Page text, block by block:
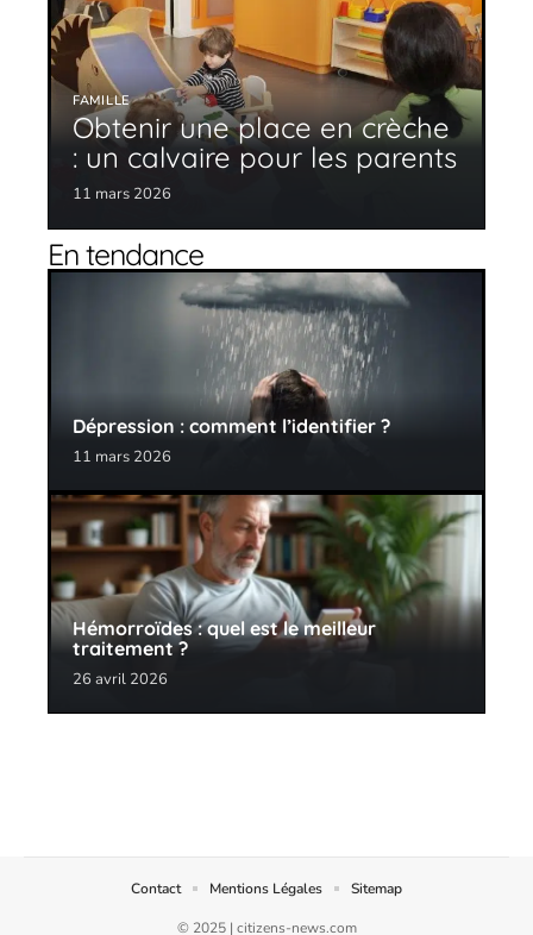
FAMILLE
Obtenir une place en crèche
: un calvaire pour les parents
11 mars 2026
En tendance
Dépression : comment l’identifier ?
11 mars 2026
Hémorroïdes : quel est le meilleur
traitement ?
26 avril 2026
© 2025 | citizens-news.com
Contact Mentions Légales Sitemap